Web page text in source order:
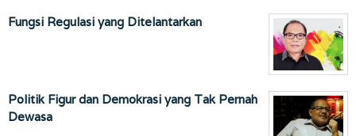
Fungsi Regulasi yang Ditelantarkan
Politik Figur dan Demokrasi yang Tak Pernah
Dewasa